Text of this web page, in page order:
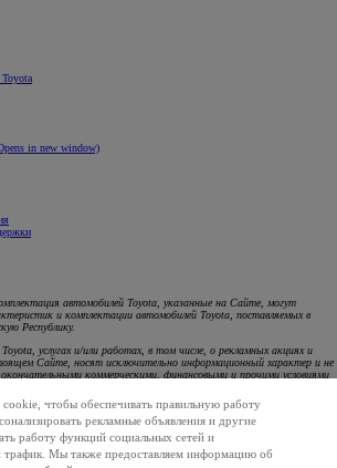
in new window)
автомобилей Toyota, указанные на Сайте, могут
и комплектации автомобилей Toyota, поставляемых в
Республику.
услугах и/или работах, в том числе, о рекламных акциях и
Cайте, носят исключительно информационный характер и не
коммерческими, финансовыми и прочими условиями
Республике Казахстан и Кыргызской Республике.
содержащиеся на Сайте, носят исключительно
цены являются максимальными ценами перепродажи и могут
Уполномоченных дилеров Toyota. Приобретение любой Продукции
с условиями индивидуального договора купли-продажи.
чтобы обеспечивать правильную работу
рекламные объявления и другие
работу функций социальных сетей и
трафик. Мы также предоставляем информацию об